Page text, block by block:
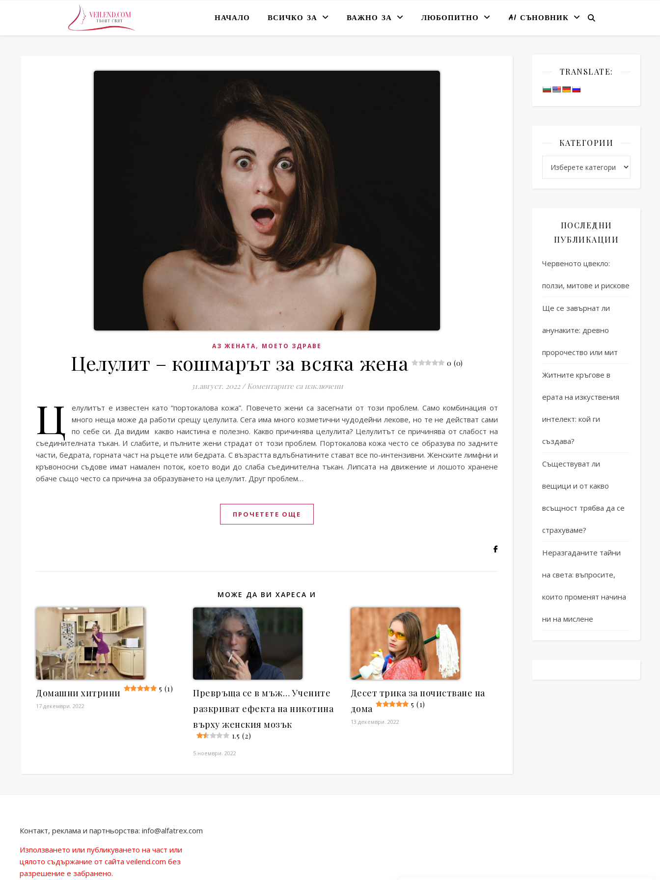
НАЧАЛО ВСИЧКО ЗА ВАЖНО ЗА ЛЮБОПИТНО AI СЪНОВНИК
АЗ ЖЕНАТА, МОЕТО ЗДРАВЕ
Целулит – кошмарът за всяка жена 0 (0)
31.август. 2022 / Коментарите са изключениза Целулит – кошмарът за всяка жена
Ц
елулитът е известен като “портокалова кожа”. Повечето жени са засегнати от този проблем. Само комбинация от
много неща може да работи срещу целулита. Сега има много козметични чудодейни лекове, но те не действат сами
по себе си. Да видим какво наистина е полезно. Какво причинява целулита? Целулитът се причинява от слабост на
съединителната тъкан. И слабите, и пълните жени страдат от този проблем. Портокалова кожа често се образува по задните
части, бедрата, горната част на ръцете или бедрата. С възрастта вдлъбнатините стават все по-интензивни. Женските лимфни и
кръвоносни съдове имат намален поток, което води до слаба съединителна тъкан. Липсата на движение и лошото хранене
обаче също често са причина за образуването на целулит. Друг проблем…
ПРОЧЕТЕТЕ ОЩЕ
МОЖЕ ДА ВИ ХАРЕСА И
Домашни хитрини 5 (1)
17.декември. 2022
Превръща се в мъж… Учените
разкриват ефекта на никотина
върху женския мозък
1.5 (2)
5.ноември. 2022
Десет трика за почистване на
дома
5 (1)
13.декември. 2022
TRANSLATE:
КАТЕГОРИИ
ПОСЛЕДНИ
ПУБЛИКАЦИИ
Червеното цвекло:
ползи, митове и рискове
Ще се завърнат ли
анунаките: древно
пророчество или мит
Житните кръгове в
ерата на изкуствения
интелект: кой ги
създава?
Съществуват ли
вещици и от какво
всъщност трябва да се
страхуваме?
Неразгаданите тайни
на света: въпросите,
които променят начина
ни на мислене
Контакт, реклама и партньорства: info@alfatrex.com
Използването или публикуването на част или
цялото съдържание от сайта veilend.com без
разрешение е забранено.